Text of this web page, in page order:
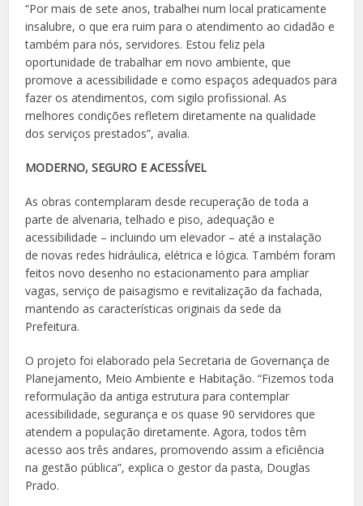
“Por mais de sete anos, trabalhei num local praticamente
insalubre, o que era ruim para o atendimento ao cidadão e
também para nós, servidores. Estou feliz pela
oportunidade de trabalhar em novo ambiente, que
promove a acessibilidade e como espaços adequados para
fazer os atendimentos, com sigilo profissional. As
melhores condições refletem diretamente na qualidade
dos serviços prestados”, avalia.
MODERNO, SEGURO E ACESSÍVEL
As obras contemplaram desde recuperação de toda a
parte de alvenaria, telhado e piso, adequação e
acessibilidade – incluindo um elevador – até a instalação
de novas redes hidráulica, elétrica e lógica. Também foram
feitos novo desenho no estacionamento para ampliar
vagas, serviço de paisagismo e revitalização da fachada,
mantendo as características originais da sede da
Prefeitura.
O projeto foi elaborado pela Secretaria de Governança de
Planejamento, Meio Ambiente e Habitação. “Fizemos toda
reformulação da antiga estrutura para contemplar
acessibilidade, segurança e os quase 90 servidores que
atendem a população diretamente. Agora, todos têm
acesso aos três andares, promovendo assim a eficiência
na gestão pública”, explica o gestor da pasta, Douglas
Prado.